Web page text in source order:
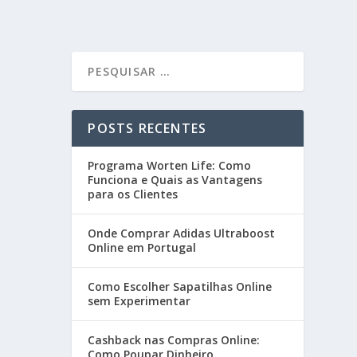
POSTS RECENTES
Programa Worten Life: Como
Funciona e Quais as Vantagens
para os Clientes
Onde Comprar Adidas Ultraboost
Online em Portugal
Como Escolher Sapatilhas Online
sem Experimentar
Cashback nas Compras Online: